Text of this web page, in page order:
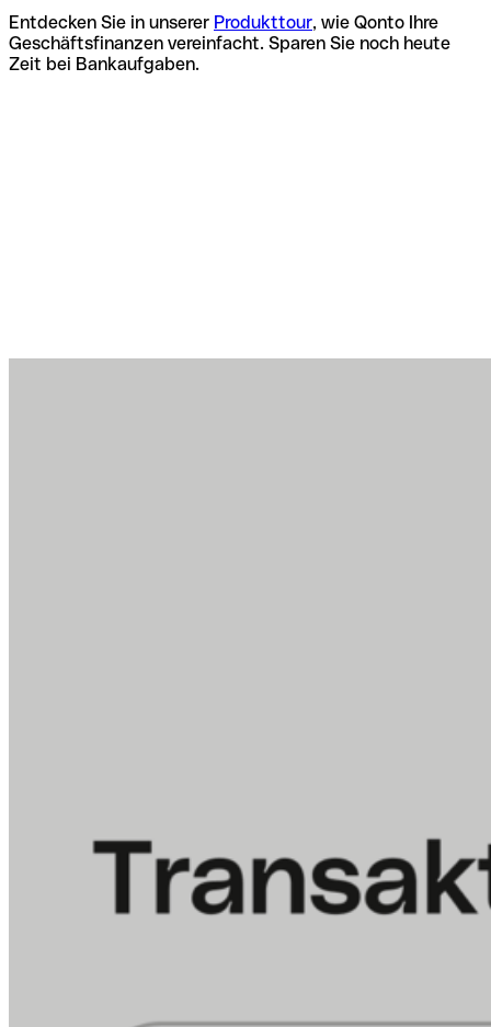
Entdecken Sie in unserer Produkttour, wie Qonto Ihre
Geschäftsfinanzen vereinfacht. Sparen Sie noch heute
Zeit bei Bankaufgaben.